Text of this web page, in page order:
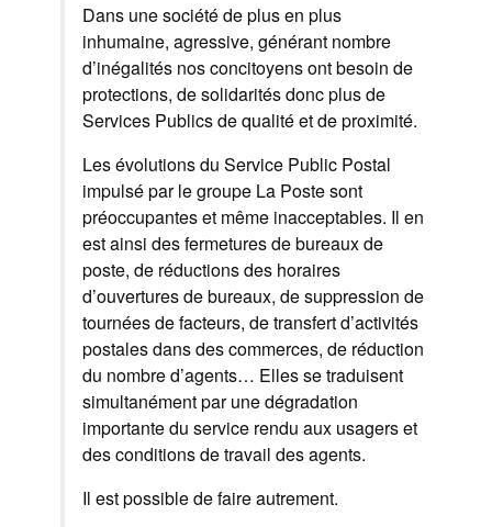
Dans une société de plus en plus
inhumaine, agressive, générant nombre
d’inégalités nos concitoyens ont besoin de
protections, de solidarités donc plus de
Services Publics de qualité et de proximité.
Les évolutions du Service Public Postal
impulsé par le groupe La Poste sont
préoccupantes et même inacceptables. Il en
est ainsi des fermetures de bureaux de
poste, de réductions des horaires
d’ouvertures de bureaux, de suppression de
tournées de facteurs, de transfert d’activités
postales dans des commerces, de réduction
du nombre d’agents… Elles se traduisent
simultanément par une dégradation
importante du service rendu aux usagers et
des conditions de travail des agents.
Il est possible de faire autrement.